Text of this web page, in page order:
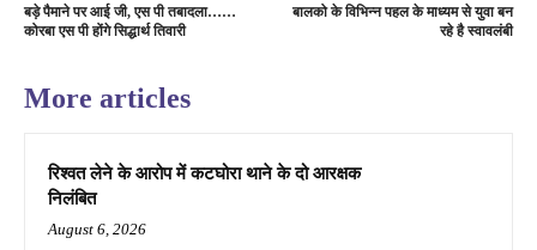
बड़े पैमाने पर आई जी, एस पी तबादला……
कोरबा एस पी होंगे सिद्धार्थ तिवारी
बालको के विभिन्न पहल के माध्यम से युवा बन
रहे है स्वावलंबी
More articles
रिश्वत लेने के आरोप में कटघोरा थाने के दो आरक्षक
निलंबित
August 6, 2026